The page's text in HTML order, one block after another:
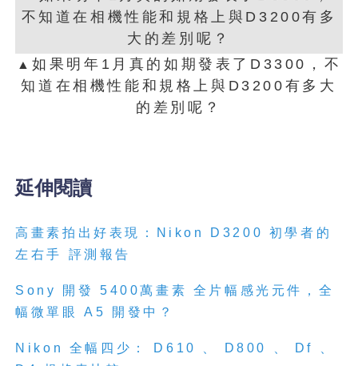
▲如果明年1月真的如期發表了D3300，不
知道在相機性能和規格上與D3200有多大
的差別呢？
延伸閱讀
高畫素拍出好表現：Nikon D3200 初學者的
左右手 評測報告
Sony 開發 5400萬畫素 全片幅感光元件，全
幅微單眼 A5 開發中？
Nikon 全幅四少： D610 、 D800 、 Df 、